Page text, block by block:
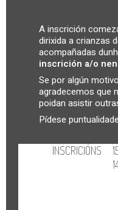
A inscrición
dirixida a crianzas
acompañadas
inscrición a/o
Se por algún
agradecemos que
poidan asistir
Pídese